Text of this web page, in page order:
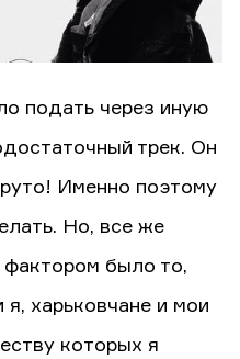
подать через иную
трек. Он
Именно поэтому
Но, все же
было то,
я, харьковчане и мои
которых я